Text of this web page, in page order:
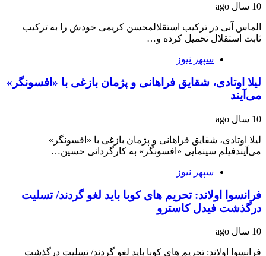
10 سال ago
الماس آبی در ترکیب استقلالمحسن کریمی خودش را به ترکیب
ثابت استقلال تحمیل کرده و…
سپهر نیوز
لیلا اوتادی، شقایق فراهانی و پژمان بازغی با «افسونگر»
می‌آیند
10 سال ago
لیلا اوتادی، شقایق فراهانی و پژمان بازغی با «افسونگر»
می‌آیندفیلم سینمایی «افسونگر» به کارگردانی حسین…
سپهر نیوز
فرانسوا اولاند: تحریم های کوبا باید لغو گردند/ تسلیت
درگذشت فیدل کاسترو
10 سال ago
فرانسوا اولاند: تحریم های کوبا باید لغو گردند/ تسلیت درگذشت